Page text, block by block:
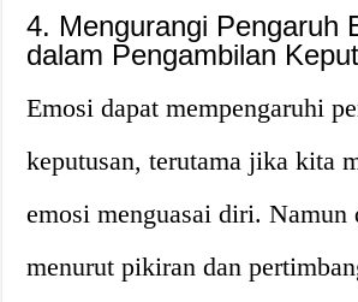
4. Mengurangi Pengaruh
dalam Pengambilan
Emosi dapat mempengaruhi
keputusan, terutama jika kita
emosi menguasai diri. Namun
menurut pikiran dan